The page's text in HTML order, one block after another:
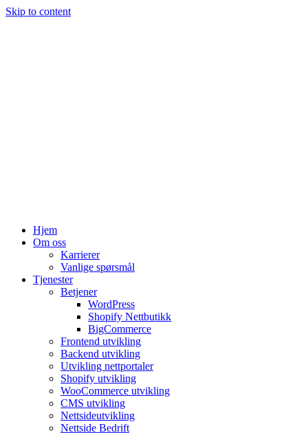
Skip to content
Hjem
Om oss
Karrierer
Vanlige spørsmål
Tjenester
Betjener
WordPress
Shopify Nettbutikk
BigCommerce
Frontend utvikling
Backend utvikling
Utvikling nettportaler
Shopify utvikling
WooCommerce utvikling
CMS utvikling
Nettsideutvikling
Nettside Bedrift